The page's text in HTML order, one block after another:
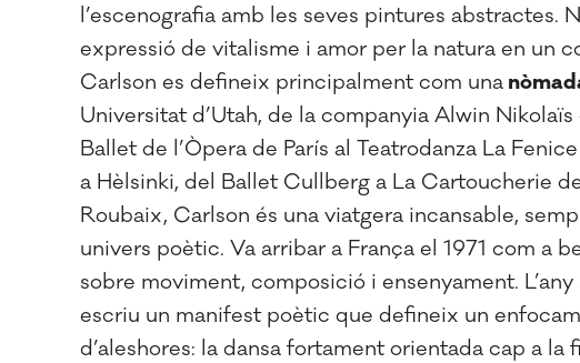
l’escenografia amb les seves pintures
expressió de vitalisme i amor per la natura en un
Carlson es defineix principalment com una
Universitat d’Utah, de la companyia Alwin
Ballet de l’Òpera de París al Teatrodanza La
a Hèlsinki, del Ballet Cullberg a La Cartoucherie
Roubaix, Carlson és una viatgera incansable,
univers poètic. Va arribar a França el 1971 com a
sobre moviment, composició i ensenyament.
escriu un manifest poètic que defineix un
d’aleshores: la dansa fortament orientada cap a